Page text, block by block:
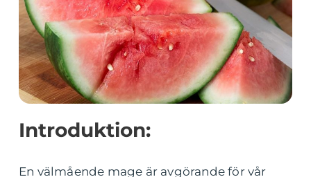
Introduktion:
En välmående mage är avgörande för vår